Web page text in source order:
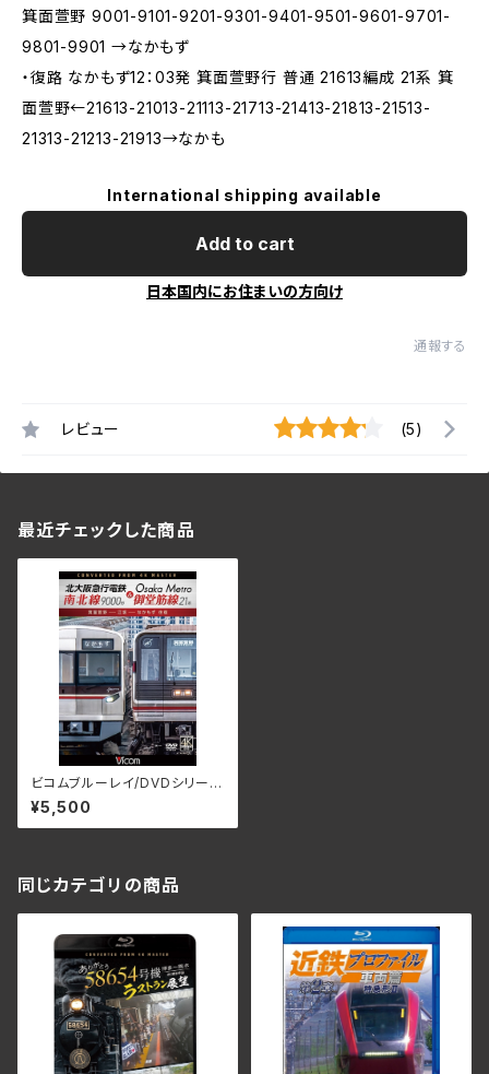
箕面萱野 9001-9101-9201-9301-9401-9501-9601-9701-
9801-9901 →なかもず
・復路 なかもず12：03発 箕面萱野行 普通 21613編成 21系 箕
面萱野←21613-21013-21113-21713-21413-21813-21513-
21313-21213-21913→なかも
International shipping available
Add to cart
日本国内にお住まいの方向け
通報する
レビュー (5)
最近チェックした商品
ビコムブルーレイ/DVDシリーズ
北大阪急行電鉄南北線9000形
＆Osaka Metro御堂筋線21系
箕面萱野～江坂～なかもず往
¥5,500
同じカテゴリの商品